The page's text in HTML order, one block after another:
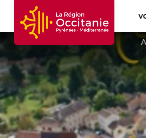
Accueil Région